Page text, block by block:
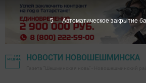
НОВОСТИ НОВОШЕШМИНСКА
5 Автоматическое закрытие